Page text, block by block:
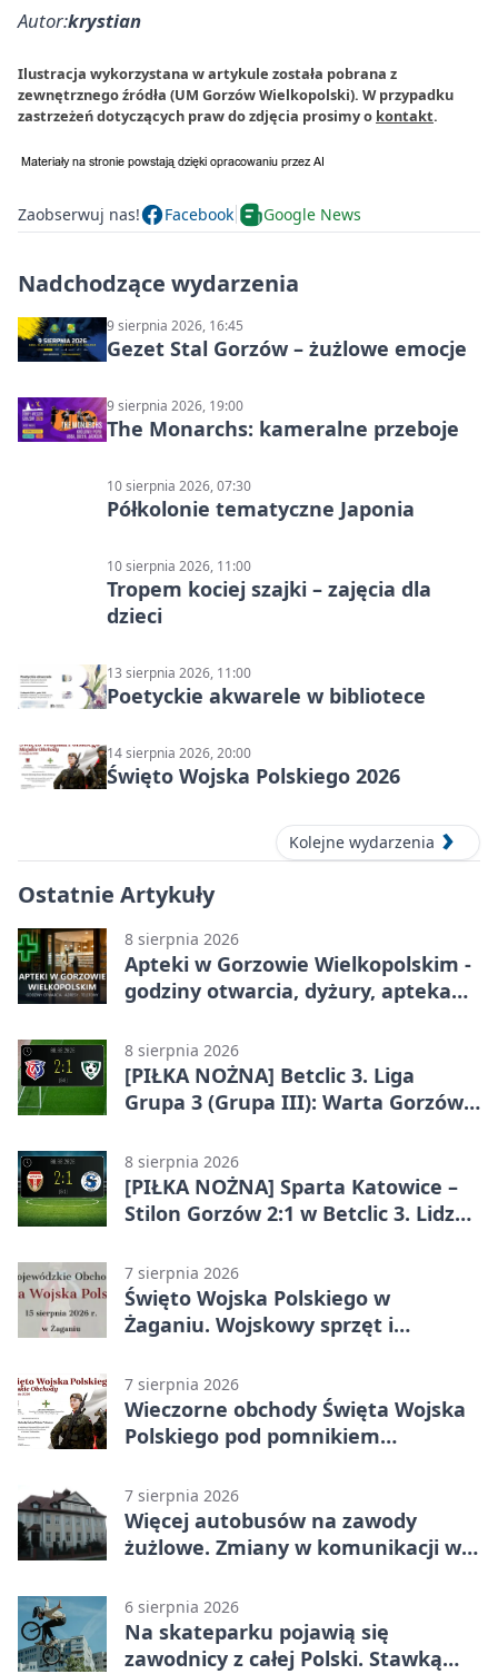
Autor:krystian
Ilustracja wykorzystana w artykule została pobrana z
zewnętrznego źródła (UM Gorzów Wielkopolski). W przypadku
zastrzeżeń dotyczących praw do zdjęcia prosimy o kontakt.
Zaobserwuj nas! Facebook Google News
Nadchodzące wydarzenia
9 sierpnia 2026, 16:45
Gezet Stal Gorzów – żużlowe emocje
9 sierpnia 2026, 19:00
The Monarchs: kameralne przeboje
10 sierpnia 2026, 07:30
Półkolonie tematyczne Japonia
10 sierpnia 2026, 11:00
Tropem kociej szajki – zajęcia dla
dzieci
13 sierpnia 2026, 11:00
Poetyckie akwarele w bibliotece
14 sierpnia 2026, 20:00
Święto Wojska Polskiego 2026
Kolejne wydarzenia
Ostatnie Artykuły
8 sierpnia 2026
Apteki w Gorzowie Wielkopolskim -
godziny otwarcia, dyżury, apteka
8 sierpnia 2026
[PIŁKA NOŻNA] Betclic 3. Liga
Grupa 3 (Grupa III): Warta Gorzów
8 sierpnia 2026
[PIŁKA NOŻNA] Sparta Katowice –
Stilon Gorzów 2:1 w Betclic 3. Lidze
stracili zwycięstwo w doliczonym
czasie
7 sierpnia 2026
Święto Wojska Polskiego w
Żaganiu. Wojskowy sprzęt i
7 sierpnia 2026
Wieczorne obchody Święta Wojska
Polskiego pod pomnikiem
7 sierpnia 2026
Więcej autobusów na zawody
żużlowe. Zmiany w komunikacji w
6 sierpnia 2026
Na skateparku pojawią się
zawodnicy z całej Polski. Stawką